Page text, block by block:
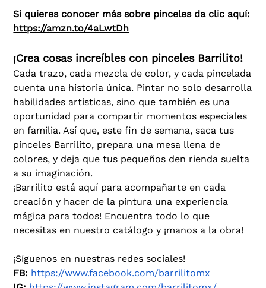
Si quieres conocer más sobre pinceles da clic aquí:
https://amzn.to/4aLwtDh
¡Crea cosas increíbles con pinceles Barrilito!
Cada trazo, cada mezcla de color, y cada pincelada
cuenta una historia única. Pintar no solo desarrolla
habilidades artísticas, sino que también es una
oportunidad para compartir momentos especiales
en familia. Así que, este fin de semana, saca tus
pinceles Barrilito, prepara una mesa llena de
colores, y deja que tus pequeños den rienda suelta
a su imaginación.
¡Barrilito está aquí para acompañarte en cada
creación y hacer de la pintura una experiencia
mágica para todos! Encuentra todo lo que
necesitas en nuestro catálogo y ¡manos a la obra!
¡Síguenos en nuestras redes sociales!
FB: https://www.facebook.com/barrilitomx